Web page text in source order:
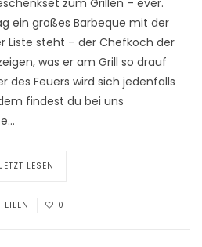
zum Grillen – ever.
ein großes Barbeque mit der
Liste steht – der Chefkoch der
was er am Grill so drauf
des Feuers wird sich jedenfalls
findest du bei uns
JETZT LESEN
TEILEN 0